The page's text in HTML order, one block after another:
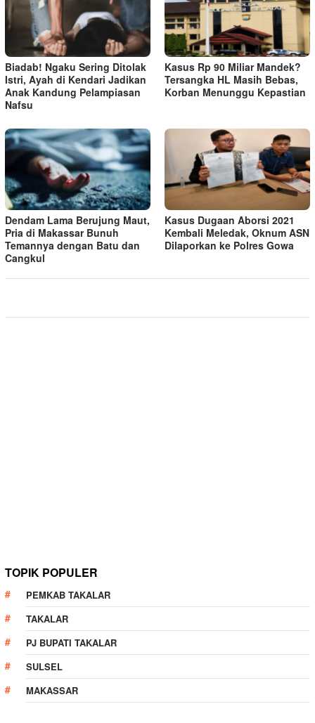
Biadab! Ngaku Sering Ditolak
Istri, Ayah di Kendari Jadikan
Anak Kandung Pelampiasan
Nafsu
Kasus Rp 90 Miliar Mandek?
Tersangka HL Masih Bebas,
Korban Menunggu Kepastian
Dendam Lama Berujung Maut,
Pria di Makassar Bunuh
Temannya dengan Batu dan
Cangkul
Kasus Dugaan Aborsi 2021
Kembali Meledak, Oknum ASN
Dilaporkan ke Polres Gowa
TOPIK POPULER
PEMKAB TAKALAR
TAKALAR
PJ BUPATI TAKALAR
SULSEL
MAKASSAR